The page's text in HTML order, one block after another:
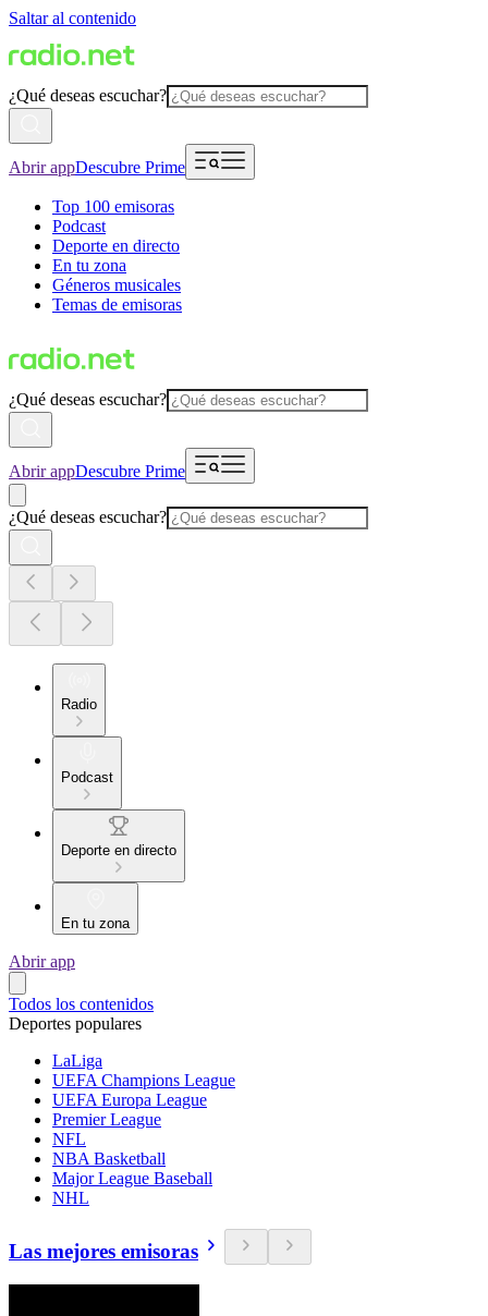
Saltar al contenido
¿Qué deseas escuchar?
Abrir appDescubre Prime
Top 100 emisoras
Podcast
Deporte en directo
En tu zona
Géneros musicales
Temas de emisoras
¿Qué deseas escuchar?
Abrir appDescubre Prime
¿Qué deseas escuchar?
Radio
Podcast
Deporte en directo
En tu zona
Abrir app
Todos los contenidos
Deportes populares
LaLiga
UEFA Champions League
UEFA Europa League
Premier League
NFL
NBA Basketball
Major League Baseball
NHL
Las mejores emisoras